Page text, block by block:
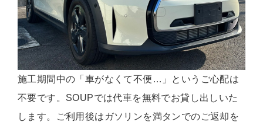
施工期間中の「車がなくて不便…」というご心配は
不要です。SOUPでは代車を無料でお貸し出しいた
します。ご利用後はガソリンを満タンでのご返却を